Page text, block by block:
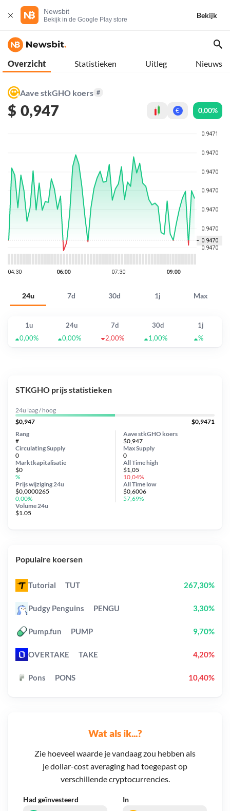
Newsbit
Bekijk in de Google Play store
Bekijk
Overzicht Statistieken Uitleg Nieuws
Aave stkGHO koers #
$ 0,947 € 0,00%
24u 7d 30d 1j Max
1u 24u 7d 30d
1j
0,00%
0,00% 2,00% 1,00% %
Wat als ik...?
Zie hoeveel waarde je vandaag zou hebben als
je dollar-cost averaging had toegepast op
verschillende cryptocurrencies.
Had geïnvesteerd In
STKGHO prijs statistieken
24u laag / hoog
$0,947
$0,9471
Aave stkGHO koers
$0,947
Circulating Supply
0
Prijs wijziging 24u
$0,0000265
0,00%
Max Supply
0
Marktkapitalisatie
$0
%
Volume 24u
$1.05
Rang
#
All Timehigh
$1,05
10,04%
All Time low
$0,6006
57,69%
Populaire koersen
Tutorial TUT 267,30%
Pudgy Penguins PENGU 3,30%
Pump.fun PUMP 9,70%
OVERTAKE TAKE 4,20%
Pons PONS 10,40%